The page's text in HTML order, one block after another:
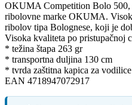
OKUMA Competition Bolo 500,
ribolovne marke OKUMA.
ribolov tipa Bolognese, koji je
Visoka kvaliteta po pristupačnoj
* težina štapa 263 gr
* transportna duljina 130 cm
* tvrda zaštitna kapica za vodilice
EAN 4718947072917